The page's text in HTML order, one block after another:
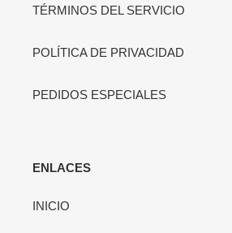
TÉRMINOS DEL SERVICIO
POLÍTICA DE PRIVACIDAD
PEDIDOS ESPECIALES
ENLACES
INICIO